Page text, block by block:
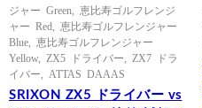
ジャー Green
恵比寿ゴルフレンジ
ャー Red
恵比寿ゴルフレンジャー
Blue
恵比寿ゴルフレンジャー
Yellow, ZX5 ドライバー
ZX7 ドラ
イバー
ATTAS DAAAS
SRIXON ZX5 ドライバー vs